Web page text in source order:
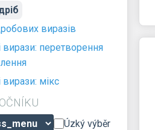
виразів
перетворення
мікс
Úzký výběr